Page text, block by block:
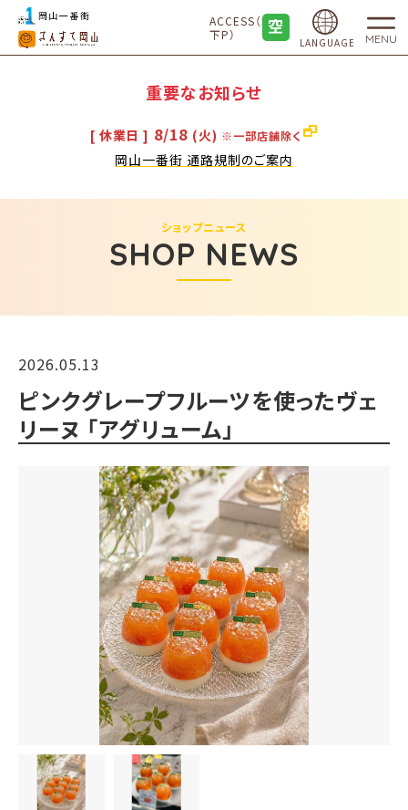
ACCESS（地
下P）
LANGUAGE MENU
重要なお知らせ
[ 休業日 ] 8/18 (火) ※一部店舗除く
岡山一番街 通路規制のご案内
SHOP NEWS
ショップニュース
2026.05.13
ピンクグレープフルーツを使ったヴェ
リーヌ 「アグリューム」